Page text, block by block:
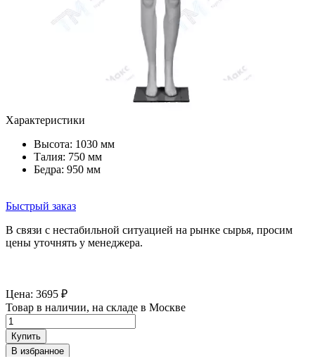
Характеристики
Высота: 1030 мм
Талия: 750 мм
Бедра: 950 мм
Быстрый заказ
В связи с нестабильной ситуацией на рынке сырья, просим
цены уточнять у менеджера.
Цена: 3695 ₽
Товар в наличии, на складе в Москве
Купить
В избранное